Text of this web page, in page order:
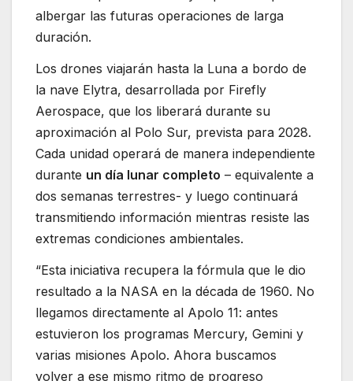
albergar las futuras operaciones de larga
duración.
Los drones viajarán hasta la Luna a bordo de
la nave Elytra, desarrollada por Firefly
Aerospace, que los liberará durante su
aproximación al Polo Sur, prevista para 2028.
Cada unidad operará de manera independiente
durante un día lunar completo – equivalente a
dos semanas terrestres- y luego continuará
transmitiendo información mientras resiste las
extremas condiciones ambientales.
“Esta iniciativa recupera la fórmula que le dio
resultado a la NASA en la década de 1960. No
llegamos directamente al Apolo 11: antes
estuvieron los programas Mercury, Gemini y
varias misiones Apolo. Ahora buscamos
volver a ese mismo ritmo de progreso